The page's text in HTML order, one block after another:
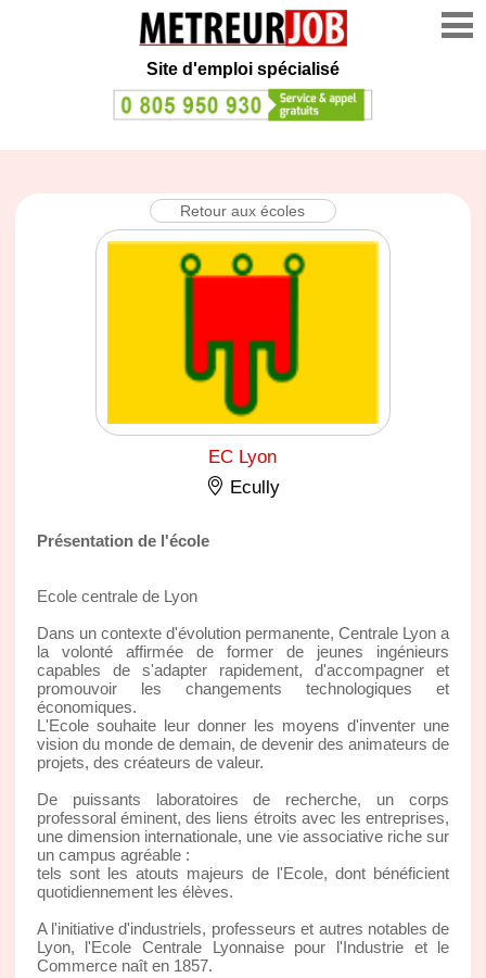
Site d'emploi spécialisé
Retour aux écoles
EC Lyon
Ecully
Présentation de l'école
Ecole centrale de Lyon
Dans un contexte d'évolution permanente, Centrale Lyon a
la volonté affirmée de former de jeunes ingénieurs
capables de s'adapter rapidement, d'accompagner et
promouvoir les changements technologiques et
économiques.
L'Ecole souhaite leur donner les moyens d'inventer une
vision du monde de demain, de devenir des animateurs de
projets, des créateurs de valeur.
De puissants laboratoires de recherche, un corps
professoral éminent, des liens étroits avec les entreprises,
une dimension internationale, une vie associative riche sur
un campus agréable :
tels sont les atouts majeurs de l'Ecole, dont bénéficient
quotidiennement les élèves.
A l'initiative d'industriels, professeurs et autres notables de
Lyon, l'Ecole Centrale Lyonnaise pour l'Industrie et le
Commerce naît en 1857.